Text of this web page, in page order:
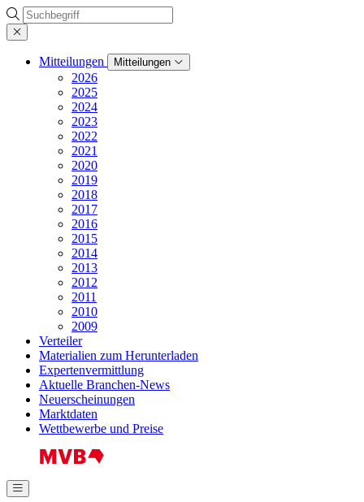
Suche
Mitteilungen Mitteilungen
2026
2025
2024
2023
2022
2021
2020
2019
2018
2017
2016
2015
2014
2013
2012
2011
2010
2009
Verteiler
Materialien zum Herunterladen
Expertenvermittlung
Aktuelle Branchen-News
Neuerscheinungen
Marktdaten
Wettbewerbe und Preise